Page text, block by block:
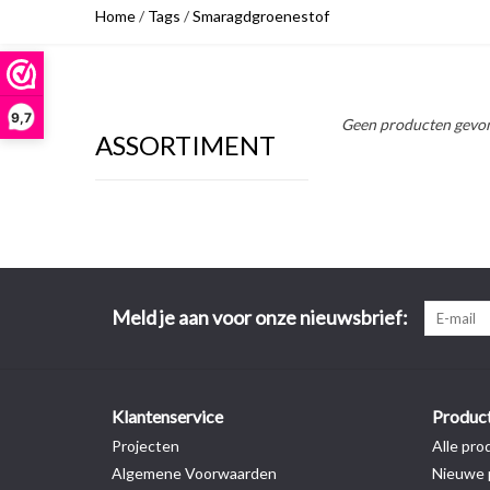
9,7
Home/ Tags /Smaragdgroenestof
ASSORTIMENT
Geen producten
Meld je aan voor onze nieuwsbrief:
Klantenservice
Projecten
Algemene Voorwaarden
Alle
Nieuwe